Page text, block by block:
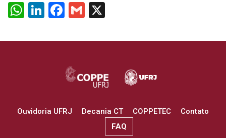
WhatsApp
LinkedIn
Facebook
Gmail
Ouvidoria UFRJ Decania CT COPPETEC
Contato
FAQ